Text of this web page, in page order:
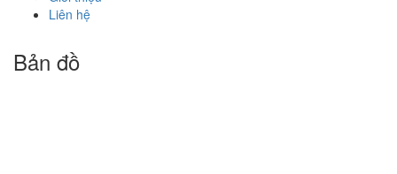
Liên hệ
Bản đồ